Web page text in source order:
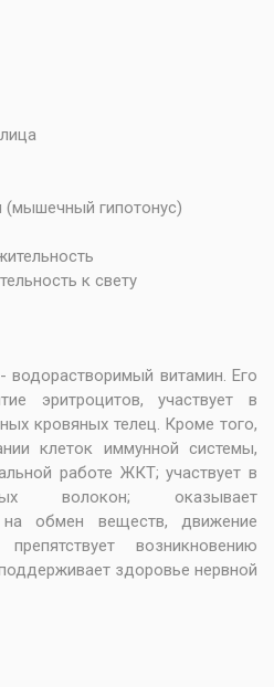
(мышечный гипотонус)
к свету
водорастворимый витамин. Его
эритроцитов, участвует в
кровяных телец. Кроме того,
клеток иммунной системы,
работе ЖКТ; участвует в
волокон; оказывает
на обмен веществ, движение
возникновению
здоровье нервной